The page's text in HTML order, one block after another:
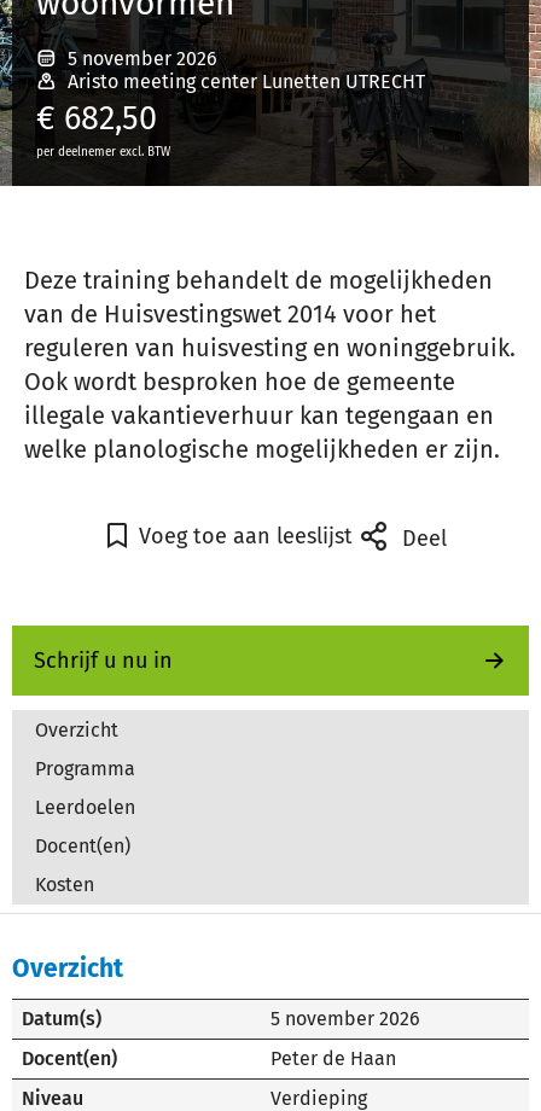
Inloggen
Registreren
5 november 2026
Aristo meeting center Lunetten UTRECHT
€ 682,50
per deelnemer excl. BTW
Deze training behandelt de mogelijkheden
van de Huisvestingswet 2014 voor het
reguleren van huisvesting en woninggebruik.
Ook wordt besproken hoe de gemeente
illegale vakantieverhuur kan tegengaan en
welke planologische mogelijkheden er zijn.
Voeg toe aan leeslijst Deel
Schrijf u nu in
Overzicht
Programma
Leerdoelen
Docent(en)
Kosten
Overzicht
Datum(s)
5 november 2026
Docent(en)
Peter de Haan
Niveau
Verdieping